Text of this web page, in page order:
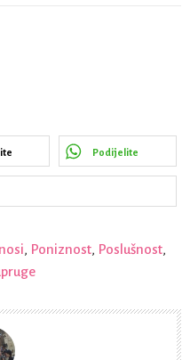
Podijelite
, Poniznost, Poslušnost,